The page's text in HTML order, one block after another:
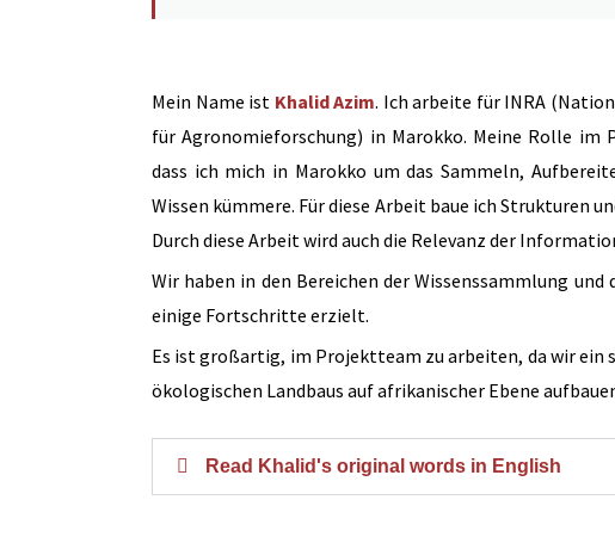
Mein Name ist Khalid Azim. Ich arbeite für INRA
für Agronomieforschung) in Marokko. Meine Rolle im
dass ich mich in Marokko um das Sammeln,
Wissen kümmere. Für diese Arbeit baue ich Strukturen
Durch diese Arbeit wird auch die Relevanz der
Wir haben in den Bereichen der Wissenssammlung
einige Fortschritte erzielt.
Es ist großartig, im Projektteam zu arbeiten, da wir ein
ökologischen Landbaus auf afrikanischer Ebene
Read Khalid's original words in English